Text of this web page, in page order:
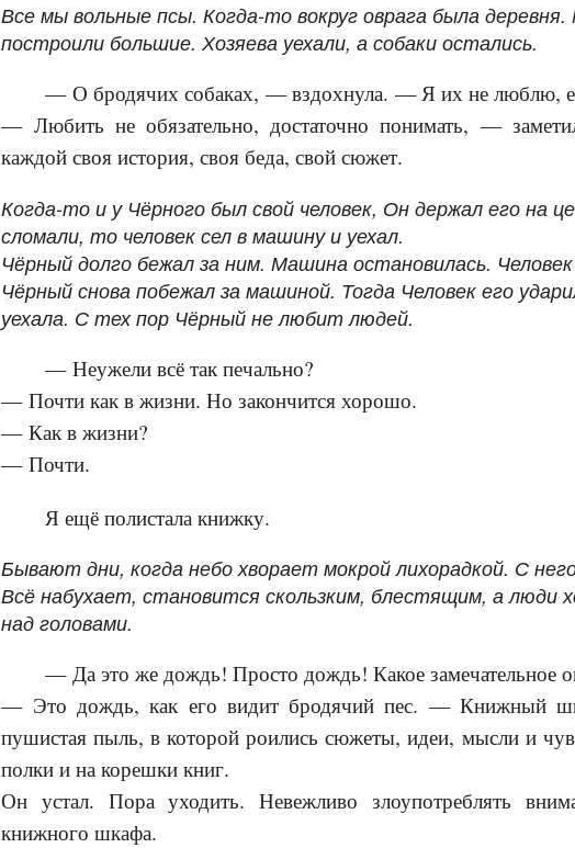
Все мы вольные псы. Когда-то вокруг оврага была
построили большие. Хозяева уехали, а собаки остались.
— О бродячих собаках, — вздохнула. — Я их не люблю,
— Любить не обязательно, достаточно понимать, —
каждой своя история, своя беда, свой сюжет.
Когда-то и у Чёрного был свой человек, Он держал его на
сломали, то человек сел в машину и уехал.
Чёрный долго бежал за ним. Машина остановилась.
Чёрный снова побежал за машиной. Тогда Человек его
уехала. С тех пор Чёрный не любит людей.
— Неужели всё так печально?
— Почти как в жизни. Но закончится хорошо.
— Как в жизни?
— Почти.
Я ещё полистала книжку.
Бывают дни, когда небо хворает мокрой лихорадкой. С
Всё набухает, становится скользким, блестящим, а люди
над головами.
— Да это же дождь! Просто дождь! Какое замечательное
— Это дождь, как его видит бродячий пес. — Книжный
пушистая пыль, в которой роились сюжеты, идеи, мысли и
полки и на корешки книг.
Он устал. Пора уходить. Невежливо злоупотреблять
книжного шкафа.